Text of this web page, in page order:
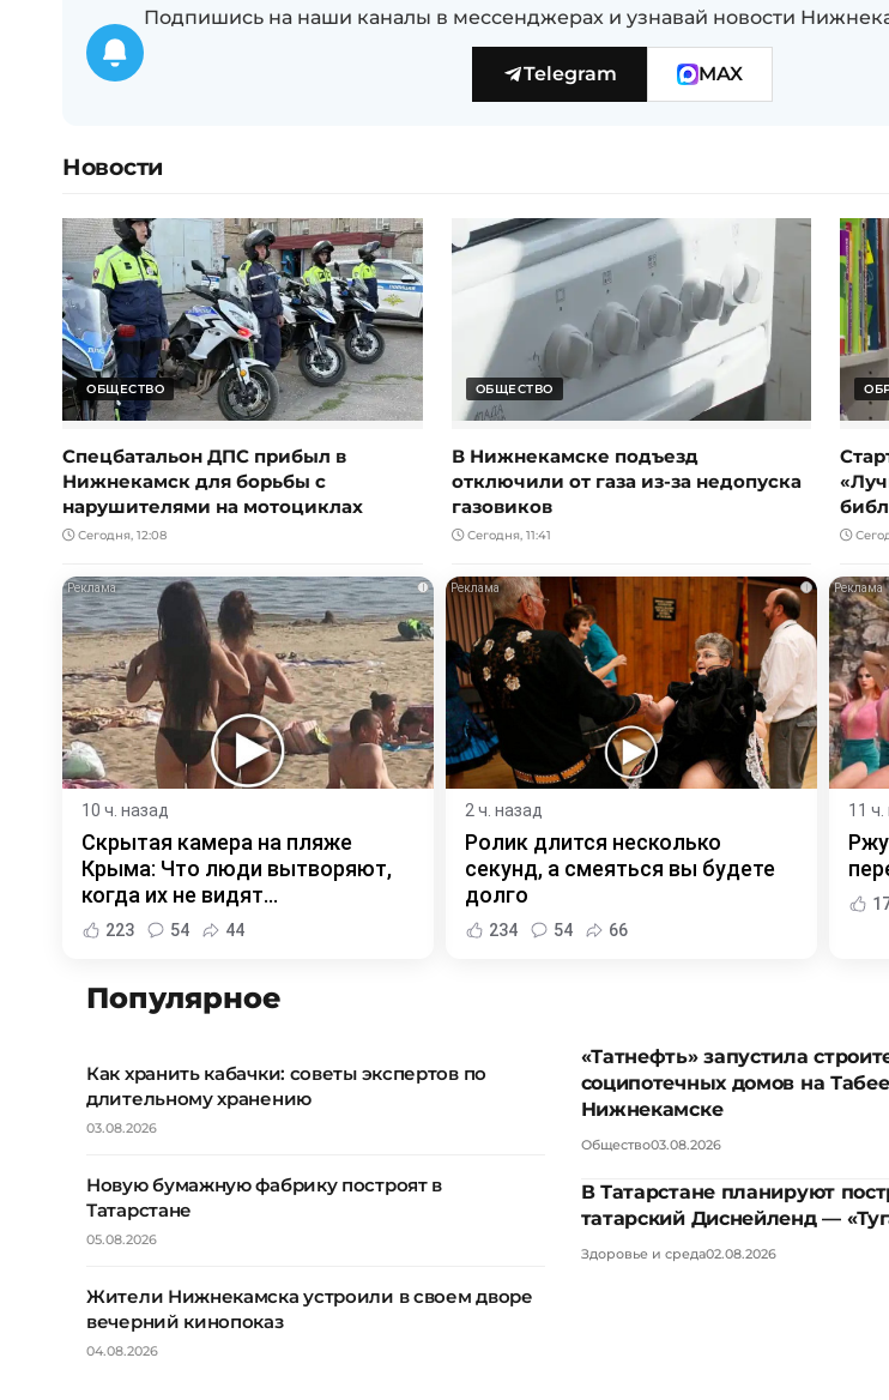
Подпишись на наши каналы в мессенджерах и узнавай новости
Telegram MAX
Новости
ОБЩЕСТВО
Спецбатальон ДПС прибыл в
Нижнекамск для борьбы с
нарушителями на мотоциклах
Сегодня, 12:08
ОБЩЕСТВО
В Нижнекамске подъезд
отключили от газа из-за недопуска
газовиков
Сегодня, 11:41
i
10 ч. назад
Скрытая камера на пляже
Крыма: Что люди вытворяют,
когда их не видят...
223 54 44
i
2 ч. назад
Ролик длится несколько
секунд, а смеяться вы будете
долго
234 54 66
11 ч.
Популярное
Как хранить кабачки: советы экспертов по
длительному хранению
03.08.2026
Новую бумажную фабрику построят в
Татарстане
05.08.2026
Жители Нижнекамска устроили в своем дворе
вечерний кинопоказ
04.08.2026
«Татнефть» запустила
соципотечных домов на
Нижнекамске
Общество03.08.2026
В Татарстане планируют
татарский Диснейленд —
Здоровье и среда02.08.2026